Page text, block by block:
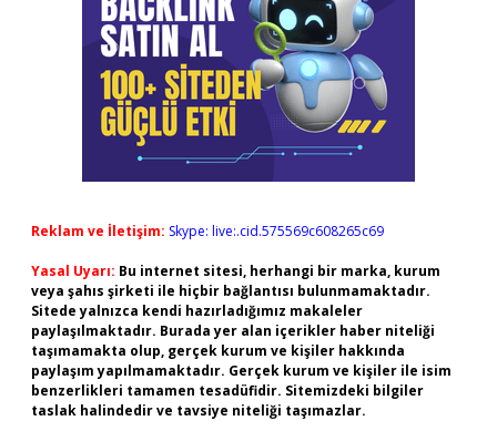
Reklam ve İletişim: Skype: live:.cid.575569c608265c69
Yasal Uyarı: Bu internet sitesi, herhangi bir marka, kurum
veya şahıs şirketi ile hiçbir bağlantısı bulunmamaktadır.
Sitede yalnızca kendi hazırladığımız makaleler
paylaşılmaktadır. Burada yer alan içerikler haber niteliği
taşımamakta olup, gerçek kurum ve kişiler hakkında
paylaşım yapılmamaktadır. Gerçek kurum ve kişiler ile isim
benzerlikleri tamamen tesadüfidir. Sitemizdeki bilgiler
taslak halindedir ve tavsiye niteliği taşımazlar.